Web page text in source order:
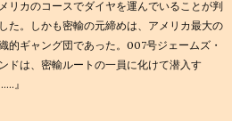
リカのコースでダイヤを運んでいることが判
た。しかも密輸の元締めは、アメリカ最大の
的ギャング団であった。007号ジェームズ・
ドは、密輸ルートの一員に化けて潜入す
』